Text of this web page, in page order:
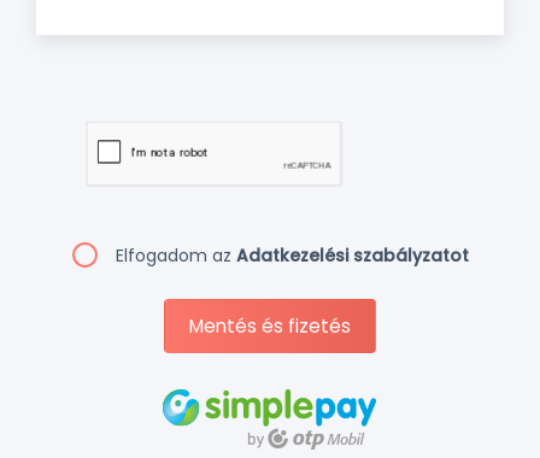
Elfogadom az Adatkezelési szabályzatot
Mentés és fizetés